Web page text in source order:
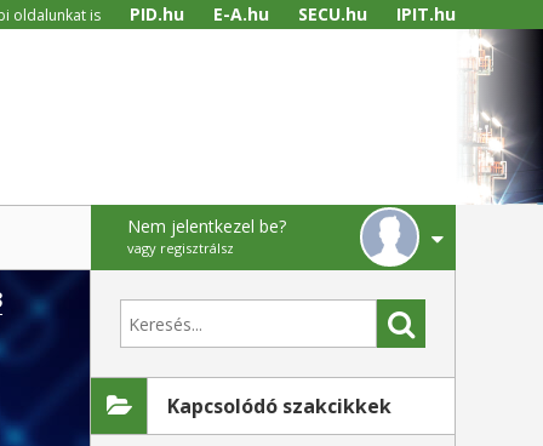
oldalunkat is PID.hu E-A.hu SECU.hu IPIT.hu
Nem jelentkezel be?
vagy regisztrálsz
Kapcsolódó szakcikkek